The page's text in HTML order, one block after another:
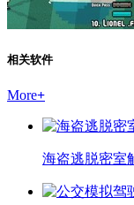
相关软件
More+
海盗逃脱密室